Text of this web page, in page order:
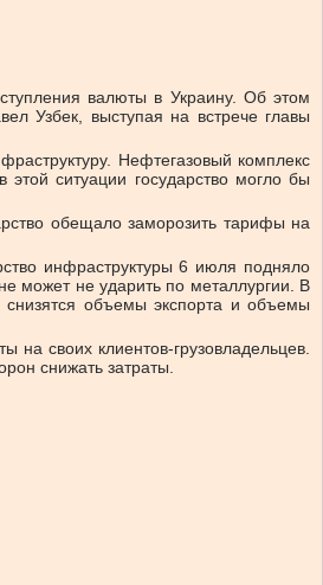
валюты в Украину. Об этом
Узбек, выступая на встрече главы
Нефтегазовый комплекс
ситуации государство могло бы
обещало заморозить тарифы на
инфраструктуры 6 июля подняло
может не ударить по металлургии. В
снизятся объемы экспорта и объемы
на своих клиентов-грузовладельцев.
снижать затраты.